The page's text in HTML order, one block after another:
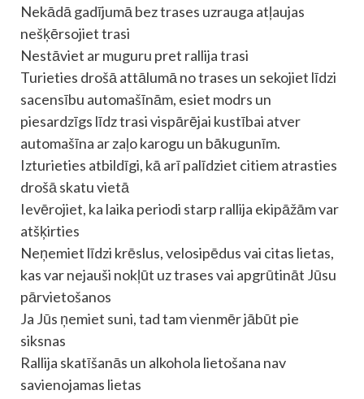
Nekādā gadījumā bez trases uzrauga atļaujas
nešķērsojiet trasi
Nestāviet ar muguru pret rallija trasi
Turieties drošā attālumā no trases un sekojiet līdzi
sacensību automašīnām, esiet modrs un
piesardzīgs līdz trasi vispārējai kustībai atver
automašīna ar zaļo karogu un bākugunīm.
Izturieties atbildīgi, kā arī palīdziet citiem atrasties
drošā skatu vietā
Ievērojiet, ka laika periodi starp rallija ekipāžām var
atšķirties
Neņemiet līdzi krēslus, velosipēdus vai citas lietas,
kas var nejauši nokļūt uz trases vai apgrūtināt Jūsu
pārvietošanos
Ja Jūs ņemiet suni, tad tam vienmēr jābūt pie
siksnas
Rallija skatīšanās un alkohola lietošana nav
savienojamas lietas